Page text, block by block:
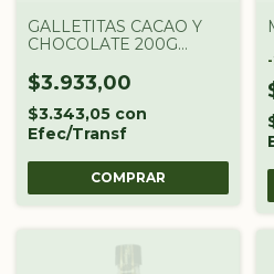
GALLETITAS CACAO Y
CHOCOLATE 200G
$3.933,00
$3.343,05 con
Efec/Transf
-